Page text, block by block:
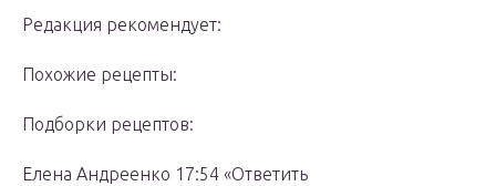
Редакция рекомендует:
Похожие рецепты:
Подборки рецептов:
Елена Андреенко 17:54 «Ответить